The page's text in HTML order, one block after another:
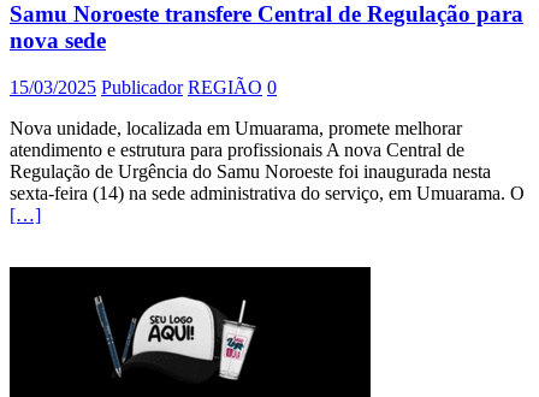
Samu Noroeste transfere Central de Regulação para
nova sede
15/03/2025 Publicador REGIÃO 0
Nova unidade, localizada em Umuarama, promete melhorar
atendimento e estrutura para profissionais A nova Central de
Regulação de Urgência do Samu Noroeste foi inaugurada nesta
sexta-feira (14) na sede administrativa do serviço, em Umuarama. O
[…]